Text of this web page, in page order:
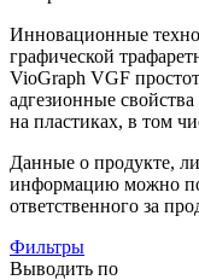
Инновационные
графической
VioGraph VGF
адгезионные
на пластиках, в том
Данные о продукте,
информацию можно
ответственного за
Фильтры
Выводить по